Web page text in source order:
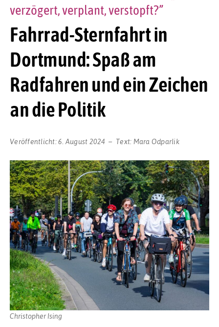
Fahrrad-Sternfahrt in
Dortmund: Spaß am
Radfahren und ein Zeichen
an die Politik
verzögert, verplant, verstopft?”
Veröffentlicht:6. August 2024 Text: Mara Odparlik
Christopher Ising